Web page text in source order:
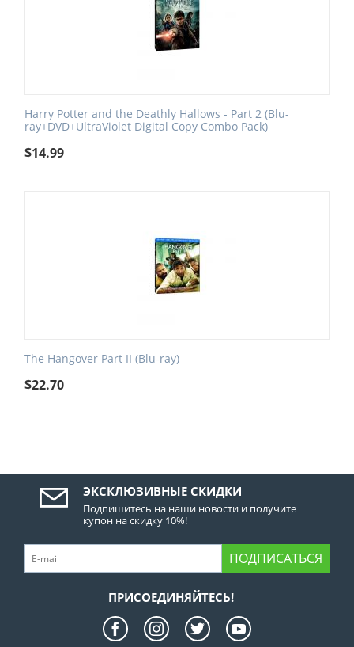
Harry Potter and the Deathly Hallows - Part 2 (Blu-
ray+DVD+UltraViolet Digital Copy Combo Pack)
$14.99
The Hangover Part II (Blu-ray)
$22.70
ЭКСКЛЮЗИВНЫЕ СКИДКИ
Подпишитесь на наши новости и получите
купон на скидку 10%!
ПОДПИСАТЬСЯ
ПРИСОЕДИНЯЙТЕСЬ!